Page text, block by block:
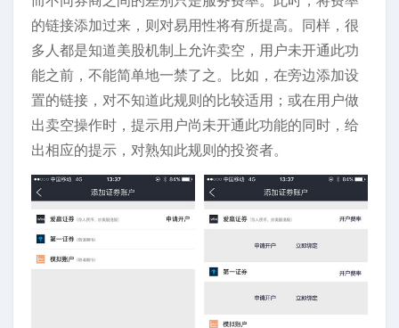
的链接添加过来，则对易用性将有所提高。同样，很
多人都是知道美股机制上允许卖空，用户未开通此功
能之前，不能简单地一禁了之。比如，在旁边添加设
置的链接，对不知道此规则的比较适用；或在用户做
出卖空操作时，提示用户尚未开通此功能的同时，给
出相应的提示，对熟知此规则的投资者。